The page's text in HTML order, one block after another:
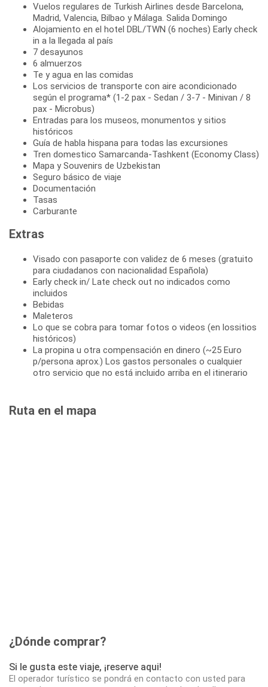
Vuelos regulares de Turkish Airlines desde Barcelona,
Madrid, Valencia, Bilbao y Málaga. Salida Domingo
Alojamiento en el hotel DBL/TWN (6 noches) Early check
in a la llegada al país
7 desayunos
6 almuerzos
Te y agua en las comidas
Los servicios de transporte con aire acondicionado
según el programa* (1-2 pax - Sedan / 3-7 - Minivan / 8
pax - Microbus)
Entradas para los museos, monumentos y sitios
históricos
Guía de habla hispana para todas las excursiones
Tren domestico Samarcanda-Tashkent (Economy Class)
Mapa y Souvenirs de Uzbekistan
Seguro básico de viaje
Documentación
Tasas
Carburante
Extras
Visado con pasaporte con validez de 6 meses (gratuito
para ciudadanos con nacionalidad Española)
Early check in/ Late check out no indicados como
incluidos
Bebidas
Maleteros
Lo que se cobra para tomar fotos o videos (en lossitios
históricos)
La propina u otra compensación en dinero (~25 Euro
p/persona aprox.) Los gastos personales o cualquier
otro servicio que no está incluido arriba en el itinerario
Ruta en el mapa
¿Dónde comprar?
Si le gusta este viaje, ¡reserve aqui!
El operador turístico se pondrá en contacto con usted para